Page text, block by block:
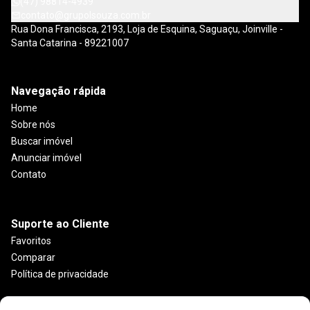
Rua Dona Francisca, 2193, Loja de Esquina, Saguaçu, Joinville -
Santa Catarina - 89221007
Navegação rápida
Home
Sobre nós
Buscar imóvel
Anunciar imóvel
Contato
Suporte ao Cliente
Favoritos
Comparar
Política de privacidade